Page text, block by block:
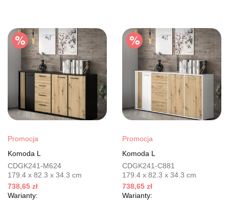
Promocja
Komoda L
CDGK241-M624
179.4 x 82.3 x 34.3 cm
738,65 zł
Warianty:
Promocja
Komoda L
CDGK241-C881
179.4 x 82.3 x 34.3 cm
738,65 zł
Warianty: